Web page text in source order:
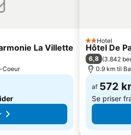
Disney Village
19 Arrondissement des Buttes-Chaumont
14 Arrondissement de l'Observatoire
La Villette
Coeur
2 Stjerner
Hotel
Hôtel De
6,8 (3.842
0.9 km til
af 572
Se priser